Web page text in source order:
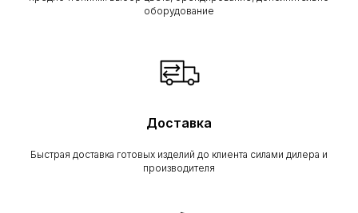
оборудование
Доставка
Быстрая доставка готовых изделий до клиента силами дилера и
производителя